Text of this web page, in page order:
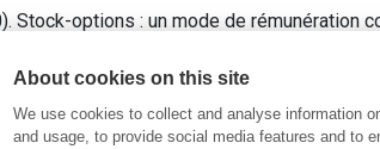
Stock-options : un mode de rémunération
About cookies on this site
We use cookies to collect and analyse information
and usage, to provide social media features and to